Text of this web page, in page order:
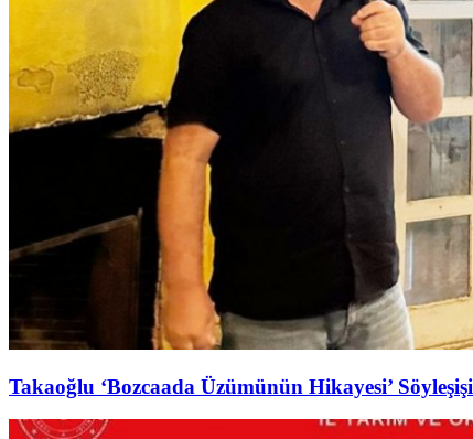
Takaoğlu ‘Bozcaada Üzümünün Hikayesi’ Söyleşişi